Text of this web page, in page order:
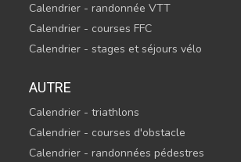
Calendrier - randonnée VTT
Calendrier - courses FFC
Calendrier - stages et séjours vélo
AUTRE
Calendrier - triathlons
Calendrier - courses d'obstacle
Calendrier - randonnées pédestres